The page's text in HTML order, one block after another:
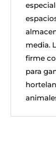
media.
firme
para